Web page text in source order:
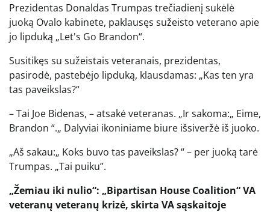
Prezidentas Donaldas Trumpas trečiadienį sukėlė
juoką Ovalo kabinete, paklausęs sužeisto veterano apie
jo lipduką „Let's Go Brandon“.
Susitikęs su sužeistais veteranais, prezidentas,
pasirodė, pastebėjo lipduką, klausdamas: „Kas ten yra
tas paveikslas?“
– Tai Joe Bidenas, – atsakė veteranas. „Ir sakoma:„ Eime,
Brandon “.„ Dalyviai ikoniniame biure išsiveržė iš juoko.
„Aš sakau:„ Koks buvo tas paveikslas? “ – per juoką tarė
Trumpas. „Tai puiku”.
„Žemiau iki nulio“: „Bipartisan House Coalition“ VA
veteranų veteranų krizė, skirta VA sąskaitoje